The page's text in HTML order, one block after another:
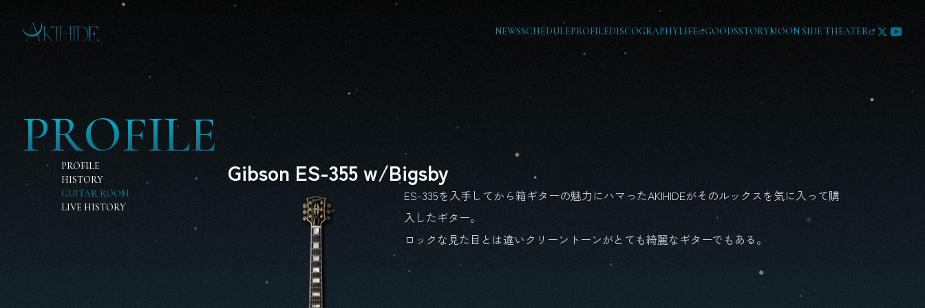
NEWSSCHEDULEPROFILEDISCOGRAPHYLIFE GOODSSTORYMOON SIDE THEATER
PROFILE
PROFILE
HISTORY
GUITAR ROOM
LIVE HISTORY
Gibson ES-355 w/Bigsby
ES-335を入手してから箱ギターの魅力にハマったAKIHIDEがそのルックスを気に入って購
入したギター。
ロックな見た目とは違いクリーントーンがとても綺麗なギターでもある。